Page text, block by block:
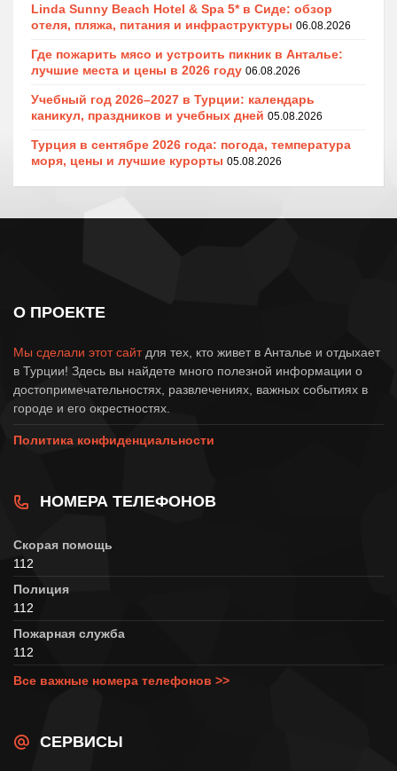
Linda Sunny Beach Hotel & Spa 5* в Сиде: обзор
отеля, пляжа, питания и инфраструктуры 06.08.2026
Где пожарить мясо и устроить пикник в Анталье:
лучшие места и цены в 2026 году 06.08.2026
Учебный год 2026–2027 в Турции: календарь
каникул, праздников и учебных дней 05.08.2026
Турция в сентябре 2026 года: погода, температура
моря, цены и лучшие курорты 05.08.2026
О ПРОЕКТЕ
Мы сделали этот сайтдля тех, кто живет в Анталье и отдыхает
в Турции! Здесь вы найдете много полезной информации о
достопримечательностях, развлечениях, важных событиях в
городе и его окрестностях.
Политика конфиденциальности
НОМЕРА ТЕЛЕФОНОВ
Скорая помощь
112
Полиция
112
Пожарная служба
112
Все важные номера телефонов >>
СЕРВИСЫ